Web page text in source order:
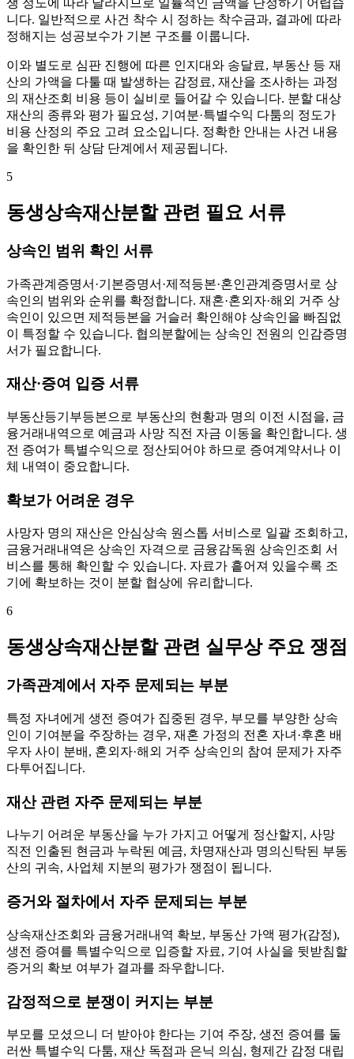
쟁 정도에 따라 달라지므로 일률적인 금액을 단정하기 어렵습
니다. 일반적으로 사건 착수 시 정하는 착수금과, 결과에 따라
정해지는 성공보수가 기본 구조를 이룹니다.
이와 별도로 심판 진행에 따른 인지대와 송달료, 부동산 등 재
산의 가액을 다툴 때 발생하는 감정료, 재산을 조사하는 과정
의 재산조회 비용 등이 실비로 들어갈 수 있습니다. 분할 대상
재산의 종류와 평가 필요성, 기여분·특별수익 다툼의 정도가
비용 산정의 주요 고려 요소입니다. 정확한 안내는 사건 내용
을 확인한 뒤 상담 단계에서 제공됩니다.
5
동생상속재산분할 관련 필요 서류
상속인 범위 확인 서류
가족관계증명서·기본증명서·제적등본·혼인관계증명서로 상
속인의 범위와 순위를 확정합니다. 재혼·혼외자·해외 거주 상
속인이 있으면 제적등본을 거슬러 확인해야 상속인을 빠짐없
이 특정할 수 있습니다. 협의분할에는 상속인 전원의 인감증명
서가 필요합니다.
재산·증여 입증 서류
부동산등기부등본으로 부동산의 현황과 명의 이전 시점을, 금
융거래내역으로 예금과 사망 직전 자금 이동을 확인합니다. 생
전 증여가 특별수익으로 정산되어야 하므로 증여계약서나 이
체 내역이 중요합니다.
확보가 어려운 경우
사망자 명의 재산은 안심상속 원스톱 서비스로 일괄 조회하고,
금융거래내역은 상속인 자격으로 금융감독원 상속인조회 서
비스를 통해 확인할 수 있습니다. 자료가 흩어져 있을수록 조
기에 확보하는 것이 분할 협상에 유리합니다.
6
동생상속재산분할 관련 실무상 주요 쟁점
가족관계에서 자주 문제되는 부분
특정 자녀에게 생전 증여가 집중된 경우, 부모를 부양한 상속
인이 기여분을 주장하는 경우, 재혼 가정의 전혼 자녀·후혼 배
우자 사이 분배, 혼외자·해외 거주 상속인의 참여 문제가 자주
다투어집니다.
재산 관련 자주 문제되는 부분
나누기 어려운 부동산을 누가 가지고 어떻게 정산할지, 사망
직전 인출된 현금과 누락된 예금, 차명재산과 명의신탁된 부동
산의 귀속, 사업체 지분의 평가가 쟁점이 됩니다.
증거와 절차에서 자주 문제되는 부분
상속재산조회와 금융거래내역 확보, 부동산 가액 평가(감정),
생전 증여를 특별수익으로 입증할 자료, 기여 사실을 뒷받침할
증거의 확보 여부가 결과를 좌우합니다.
감정적으로 분쟁이 커지는 부분
부모를 모셨으니 더 받아야 한다는 기여 주장, 생전 증여를 둘
러싼 특별수익 다툼, 재산 독점과 은닉 의심, 형제간 감정 대립